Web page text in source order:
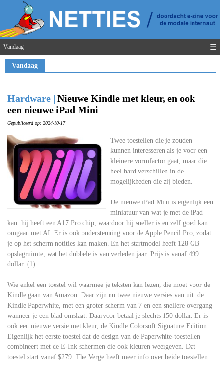
Vandaag ☰
Vandaag
Hardware | Nieuwe Kindle met kleur, en ook
een nieuwe iPad Mini
Gepubliceerd op: 2024-10-17
Twee toestellen die je zouden
kunnen interesseren als je voor een
kleinere vormfactor gaat, maar die
heel hard verschillen in de
mogelijkheden die zij bieden.
De nieuwe iPad Mini is eigenlijk een
miniatuur van wat je met de iPad
kan: hij heeft een A17 Pro chip, waardoor hij sneller is en zelf goed kan
omgaan met AI. Er is ook ondersteuning voor de Apple Pencil Pro, zodat
je op het scherm notities kan maken. En het startmodel heeft 128 GB
opslagruimte, wat het dubbele is van verleden jaar. Prijs is vanaf 499
dollar. (1)
Wie enkel een toestel wil waarmee je teksten kan lezen, die moet voor de
Kindle gaan van Amazon. Daar zijn nu twee nieuwe versies van uit: de
Kindle Paperwhite, met een groter scherm van 7 en een snellere overgang
wanneer je een blad omslaat. Daarvoor betaal je slechts 150 dollar. Er is
ook een nieuwe versie met kleur, de Kindle Colorsoft Signature Edition.
Eigenlijk het eerste toestel dat de design van de Paperwhite-toestellen
combineert met de E-Ink schermen die ook kleuren weergeven. Dat
toestel start vanaf $279. The Verge heeft meer info over beide toestellen.